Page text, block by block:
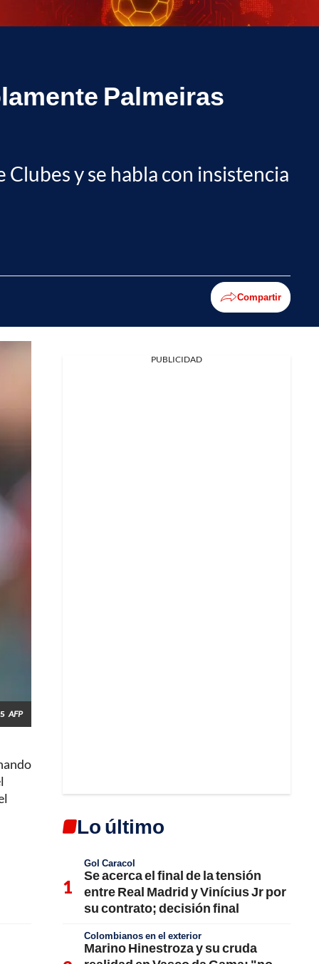
Palmeiras
y se habla con insistencia
Compartir
AFP
PUBLICIDAD
Lo último
Gol Caracol
Se acerca el final de la tensión
entre Real Madrid y Vinícius Jr por
su contrato; decisión final
Colombianos en el exterior
Marino Hinestroza y su cruda